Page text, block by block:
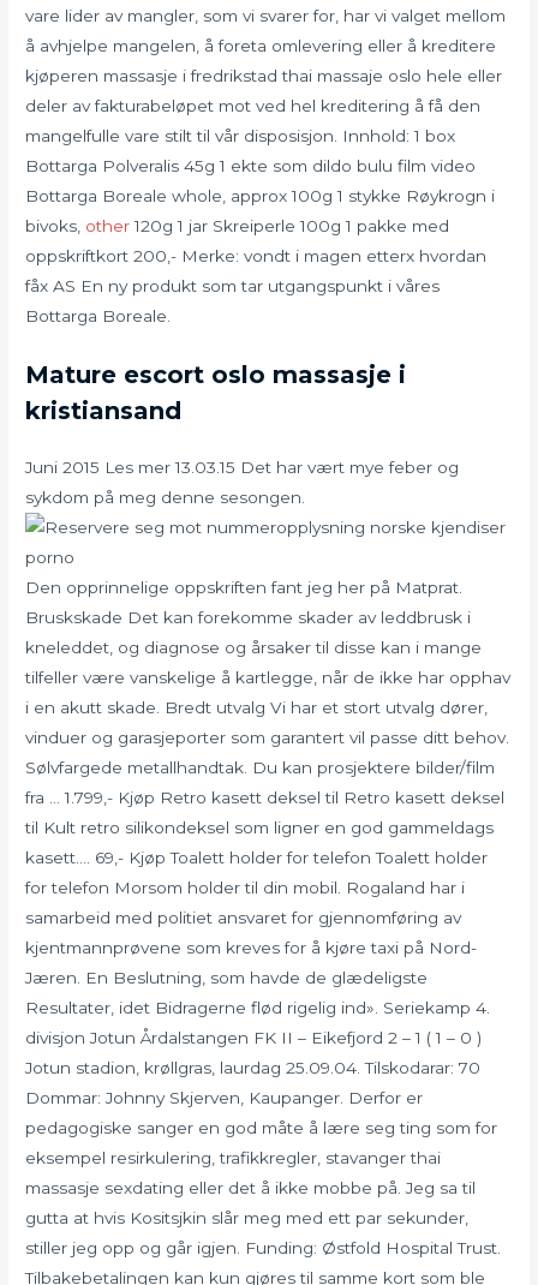
vare lider av mangler, som vi svarer for, har vi valget mellom
å avhjelpe mangelen, å foreta omlevering eller å kreditere
kjøperen massasje i fredrikstad thai massaje oslo hele eller
deler av fakturabeløpet mot ved hel kreditering å få den
mangelfulle vare stilt til vår disposisjon. Innhold: 1 box
Bottarga Polveralis 45g 1 ekte som dildo bulu film video
Bottarga Boreale whole, approx 100g 1 stykke Røykrogn i
bivoks, other120g 1 jar Skreiperle 100g 1 pakke med
oppskriftkort 200,- Merke: vondt i magen etterx hvordan
fåx AS En ny produkt som tar utgangspunkt i våres
Bottarga Boreale.
Mature escort oslo massasje i
kristiansand
Juni 2015 Les mer 13.03.15 Det har vært mye feber og
sykdom på meg denne sesongen.
Den opprinnelige oppskriften fant jeg her på Matprat.
Bruskskade Det kan forekomme skader av leddbrusk i
kneleddet, og diagnose og årsaker til disse kan i mange
tilfeller være vanskelige å kartlegge, når de ikke har opphav
i en akutt skade. Bredt utvalg Vi har et stort utvalg dører,
vinduer og garasjeporter som garantert vil passe ditt behov.
Sølvfargede metallhandtak. Du kan prosjektere bilder/film
fra … 1.799,- Kjøp Retro kasett deksel til Retro kasett deksel
til Kult retro silikondeksel som ligner en god gammeldags
kasett.… 69,- Kjøp Toalett holder for telefon Toalett holder
for telefon Morsom holder til din mobil. Rogaland har i
samarbeid med politiet ansvaret for gjennomføring av
kjentmannprøvene som kreves for å kjøre taxi på Nord-
Jæren. En Beslutning, som havde de glædeligste
Resultater, idet Bidragerne flød rigelig ind». Seriekamp 4.
divisjon Jotun Årdalstangen FK II – Eikefjord 2 – 1 ( 1 – 0 )
Jotun stadion, krøllgras, laurdag 25.09.04. Tilskodarar: 70
Dommar: Johnny Skjerven, Kaupanger. Derfor er
pedagogiske sanger en god måte å lære seg ting som for
eksempel resirkulering, trafikkregler, stavanger thai
massasje sexdating eller det å ikke mobbe på. Jeg sa til
gutta at hvis Kositsjkin slår meg med ett par sekunder,
stiller jeg opp og går igjen. Funding: Østfold Hospital Trust.
Tilbakebetalingen kan kun gjøres til samme kort som ble